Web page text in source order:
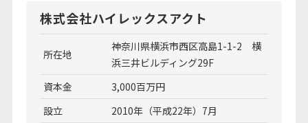
株式会社ハイレックスアクト
所在地
神奈川県横浜市西区高島1-1-2 横
浜三井ビルディング29F
資本金
3,000百万円
設立
2010年（平成22年）7月